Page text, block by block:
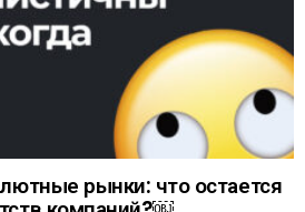
рынки: что остается